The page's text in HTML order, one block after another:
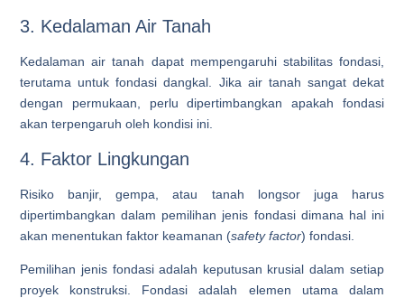
3. Kedalaman Air Tanah
Kedalaman air tanah dapat mempengaruhi stabilitas fondasi,
terutama untuk fondasi dangkal. Jika air tanah sangat dekat
dengan permukaan, perlu dipertimbangkan apakah fondasi
akan terpengaruh oleh kondisi ini.
4. Faktor Lingkungan
Risiko banjir, gempa, atau tanah longsor juga harus
dipertimbangkan dalam pemilihan jenis fondasi dimana hal ini
akan menentukan faktor keamanan (safety factor) fondasi.
Pemilihan jenis fondasi adalah keputusan krusial dalam setiap
proyek konstruksi. Fondasi adalah elemen utama dalam